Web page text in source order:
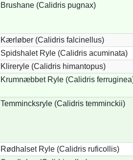
Brushane (Calidris pugnax)
Kærløber (Calidris falcinellus)
Spidshalet Ryle (Calidris acuminata)
Klireryle (Calidris himantopus)
Krumnæbbet Ryle (Calidris
Temmincksryle (Calidris temminckii)
Rødhalset Ryle (Calidris ruficollis)